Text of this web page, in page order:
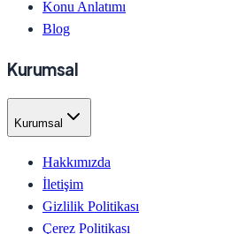
Konu Anlatımı
Blog
Kurumsal
Kurumsal
Hakkımızda
İletişim
Gizlilik Politikası
Çerez Politikası